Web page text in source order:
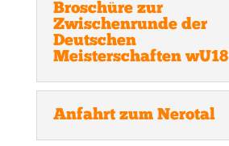
Broschüre zur
Zwischenrunde der
Deutschen
Meisterschaften wU18
Anfahrt zum Nerotal